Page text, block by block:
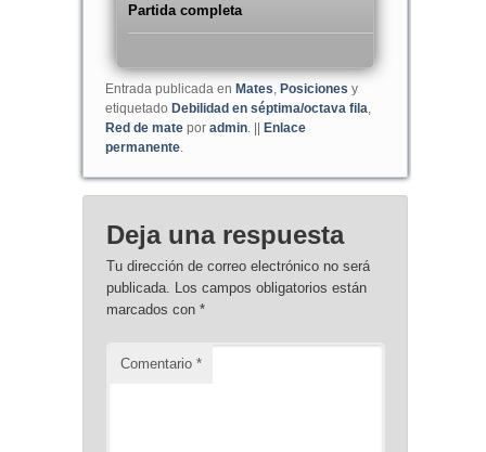
Partida completa
Entrada publicada en Mates, Posiciones y
etiquetado Debilidad en séptima/octava fila,
Red de matepor admin. ||
Enlace
permanente.
Deja una respuesta
Tu dirección de correo electrónico no será
publicada. Los campos obligatorios están
marcados con *
Comentario *